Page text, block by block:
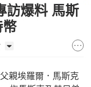
訪爆料 馬斯
幣
親埃羅爾．馬斯克